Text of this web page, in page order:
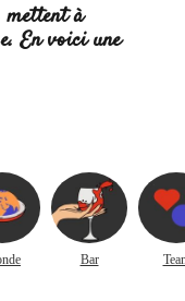
à
. En voici une
Bar